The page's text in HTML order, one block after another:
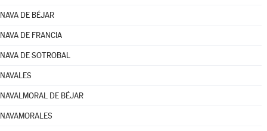
NAVA DE BÉJAR
NAVA DE FRANCIA
NAVA DE SOTROBAL
NAVALES
NAVALMORAL DE BÉJAR
NAVAMORALES